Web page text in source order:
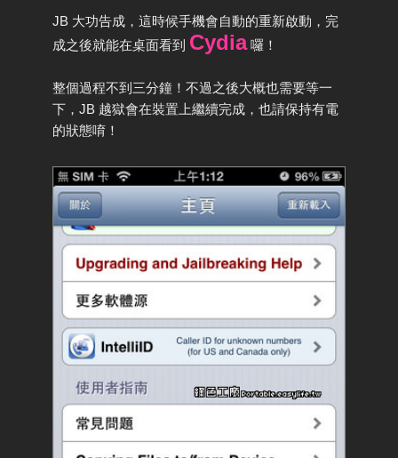
JB 大功告成，這時候手機會自動的重新啟動，完
成之後就能在桌面看到 Cydia囉！
整個過程不到三分鐘！不過之後大概也需要等一
下，JB 越獄會在裝置上繼續完成，也請保持有電
的狀態唷！